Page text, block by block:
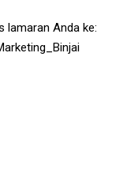
lamaran Anda ke: